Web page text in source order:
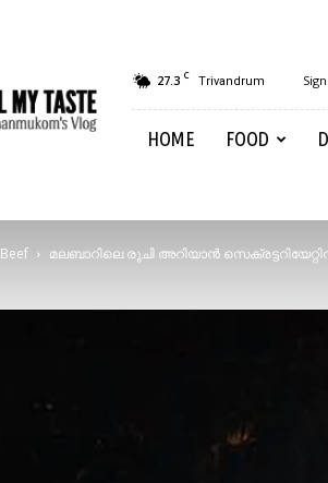
27.3 C Trivandrum
HOME FOOD
Beef മലബാറിലെ രുചി അറിയാൻ